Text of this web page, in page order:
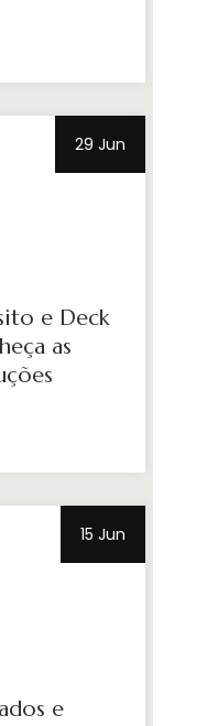
29 Jun
e Deck
as
15 Jun
e